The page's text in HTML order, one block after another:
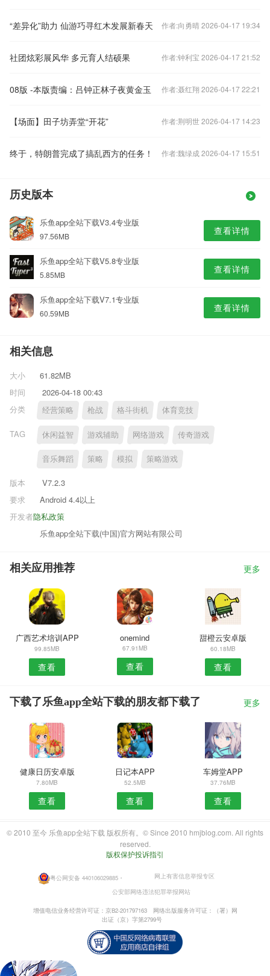
“差异化”助力 仙游巧寻红木发展新春天 作者:向勇晴 2026-04-17 19:34
社团炫彩展风华 多元育人结硕果 作者:钟利宝 2026-04-17 21:52
08版 -本版责编：吕钟正林子夜黄金玉 作者:聂红翔 2026-04-17 22:21
【场面】田子坊弄堂“开花” 作者:荆明世 2026-04-17 14:23
终于，特朗普完成了搞乱西方的任务！ 作者:魏绿成 2026-04-17 15:51
历史版本
乐鱼app全站下载V3.4专业版
97.56MB 查看详情
乐鱼app全站下载V5.8专业版
5.85MB 查看详情
乐鱼app全站下载V7.1专业版
60.59MB 查看详情
相关信息
大小
61.82MB
时间
2026-04-18 00:43
分类
经营策略 枪战 格斗街机 体育竞技
TAG 休闲益智 游戏辅助 网络游戏 传奇游戏
音乐舞蹈 策略 模拟 策略游戏
版本
V7.2.3
要求
Android 4.4以上
隐私政策
开发者
乐鱼app全站下载(中国)官方网站有限公司
相关应用推荐 更多
广西艺术培训APP
99.85MB
查看
onemind
67.91MB
查看
甜橙云安卓版
60.18MB
查看
下载了乐鱼app全站下载的朋友都下载了 更多
健康日历安卓版
7.80MB
查看
日记本APP
52.5MB
查看
车姆堂APP
37.76MB
查看
© 2010 至今 乐鱼app全站下载 版权所有。© Since 2010 hmjblog.com. All rights
reserved.
版权保护投诉指引
粤公网安备 440106029885・
网上有害信息举报专区
公安部网络违法犯罪举报网站
增值电信业务经营许可证：京B2-201797163
网络出版服务许可证：（署）网
出证（京）字第2799号